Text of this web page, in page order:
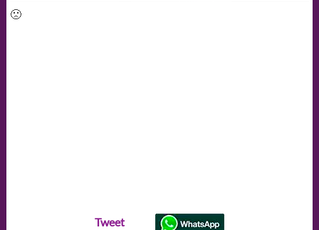
🙁
Tweet